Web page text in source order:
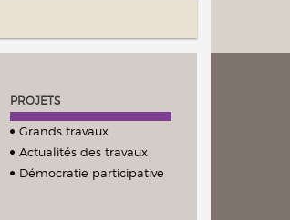
PROJETS
Grands travaux
Actualités des travaux
Démocratie participative